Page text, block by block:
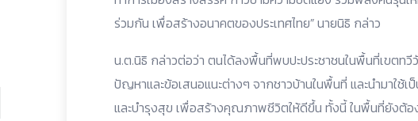
ร่วมกัน เพื่อสร้างอนาคตของประเทศไทย” นายนิธิ กล่าว
น.ต.นิธิ กล่าวต่อว่า ตนได้ลงพื้นที่พบปะประชาชนในพื้นที่เขตท
ปัญหาและข้อเสนอแนะต่างๆ จากชาวบ้านในพื้นที่ และนำมาใช้
และบำรุงสุข เพื่อสร้างคุณภาพชีวิตให้ดีขึ้น ทั้งนี้ ในพื้นที่ยังต้